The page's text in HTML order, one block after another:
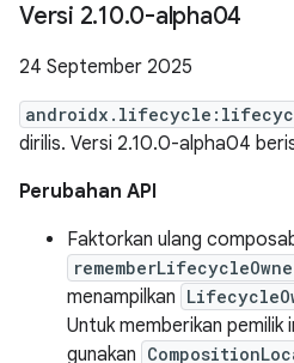
Versi 2.10.0-alpha04
24 September 2025
dirilis. Versi 2.10.0-alpha04
Perubahan API
Faktorkan ulang
menampilkan
Untuk memberikan pemilik
gunakan